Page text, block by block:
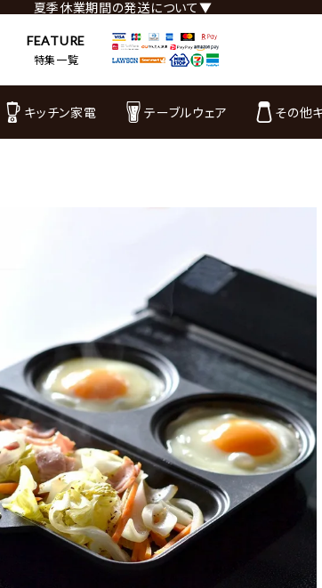
夏季休業期間の発送について▼
FEATURE
特集一覧
キッチン家電 テーブルウェア その他